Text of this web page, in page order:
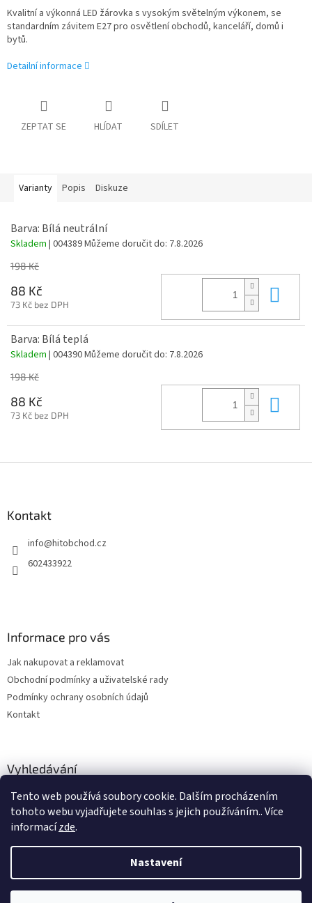
Tento web používá soubory cookie. Dalším procházením
tohoto webu vyjadřujete souhlas s jejich používáním.. Více
informacízde.
Nastavení
Kvalitní a výkonná LED žárovka s vysokým světelným výkonem, se
standardním závitem E27 pro osvětlení obchodů, kanceláří, domů i
bytů.
Detailní informace
ZEPTAT SE HLÍDAT SDÍLET
Varianty Popis Diskuze
Barva: Bílá neutrální
Skladem | 004389Můžeme doručit do: 7.8.2026
198 Kč
88 Kč
73 Kč bez DPH
Barva: Bílá teplá
Skladem | 004390Můžeme doručit do: 7.8.2026
198 Kč
88 Kč
73 Kč bez DPH
Kontakt
info@hitobchod.cz
602433922
Informace pro vás
Jak nakupovat a reklamovat
Obchodní podmínky a uživatelské rady
Podmínky ochrany osobních údajů
Kontakt
Vyhledávání
Vytvořil Shoptet